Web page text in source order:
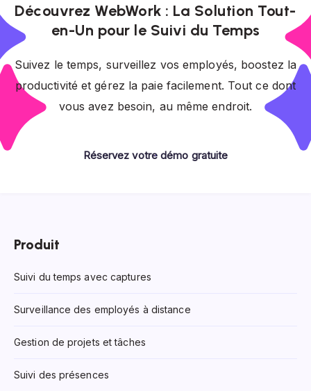
Découvrez WebWork : La Solution Tout-
en-Un pour le Suivi du Temps
Suivez le temps, surveillez vos employés, boostez la
productivité et gérez la paie facilement. Tout ce dont
vous avez besoin, au même endroit.
Réservez votre démo gratuite
Produit
Suivi du temps avec captures
Surveillance des employés à distance
Gestion de projets et tâches
Suivi des présences